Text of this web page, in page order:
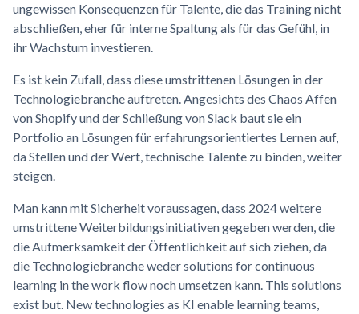
ungewissen Konsequenzen für Talente, die das Training nicht
abschließen, eher für interne Spaltung als für das Gefühl, in
ihr Wachstum investieren.
Es ist kein Zufall, dass diese umstrittenen Lösungen in der
Technologiebranche auftreten. Angesichts des Chaos Affen
von Shopify und der Schließung von Slack baut sie ein
Portfolio an Lösungen für erfahrungsorientiertes Lernen auf,
da Stellen und der Wert, technische Talente zu binden, weiter
steigen.
Man kann mit Sicherheit voraussagen, dass 2024 weitere
umstrittene Weiterbildungsinitiativen gegeben werden, die
die Aufmerksamkeit der Öffentlichkeit auf sich ziehen, da
die Technologiebranche weder solutions for continuous
learning in the work flow noch umsetzen kann. This solutions
exist but. New technologies as KI enable learning teams,